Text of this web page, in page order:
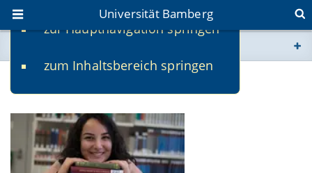
zur Hauptnavigation springen
zum Inhaltsbereich springen
Universität Bamberg
www.uni-bamberg.de
fis.uni-bamberg.de
Forschung